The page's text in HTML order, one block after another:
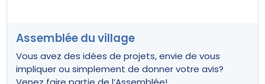
Assemblée du village
Vous avez des idées de projets, envie de vous
impliquer ou simplement de donner votre avis?